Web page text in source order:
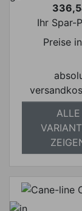
Ihr Spar-
Preise
ALLE